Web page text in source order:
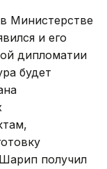
Министерстве
и его
дипломатии
будет
получил